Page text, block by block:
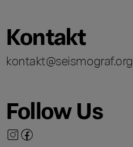
Kontakt
kontakt@seismograf.org
Follow Us